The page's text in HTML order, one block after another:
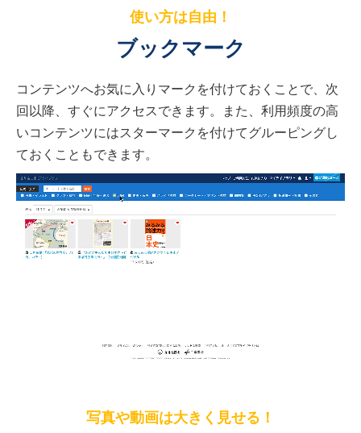
使い方は自由！
ブックマーク
コンテンツへお気に入りマークを付けておくことで、次
回以降、すぐにアクセスできます。また、利用頻度の高
いコンテンツにはスターマークを付けてグルーピングし
ておくこともできます。
写真や動画は大きく見せる！